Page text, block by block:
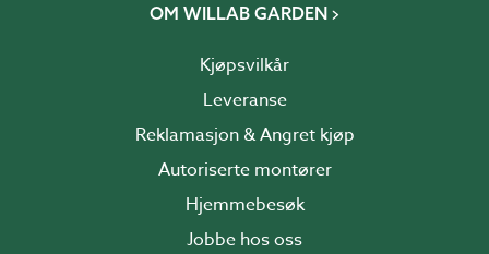
OM WILLAB GARDEN
Kjøpsvilkår
Leveranse
Reklamasjon & Angret kjøp
Autoriserte montører
Hjemmebesøk
Jobbe hos oss